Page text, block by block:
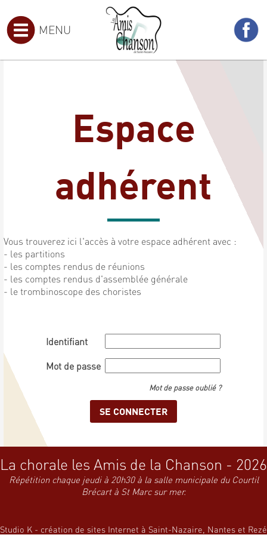
MENU
Espace
adhérent
Vous trouverez ici l'accès à votre espace adhérent avec :
- les partitions
- les comptes rendus de réunions
- les comptes rendus d'assemblée générale
- le trombinoscope des choristes
Identifiant
Mot de passe
Mot de passe oublié ?
La chorale les Amis de la Chanson - 2026
Répétition chaque jeudi à 20h30 à la salle municipale du Courtil
Brécart à St Marc sur mer.
Studio K - création de sites Internet à Saint-Nazaire, Nantes et Rezé